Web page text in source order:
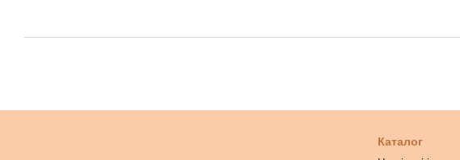
Каталог